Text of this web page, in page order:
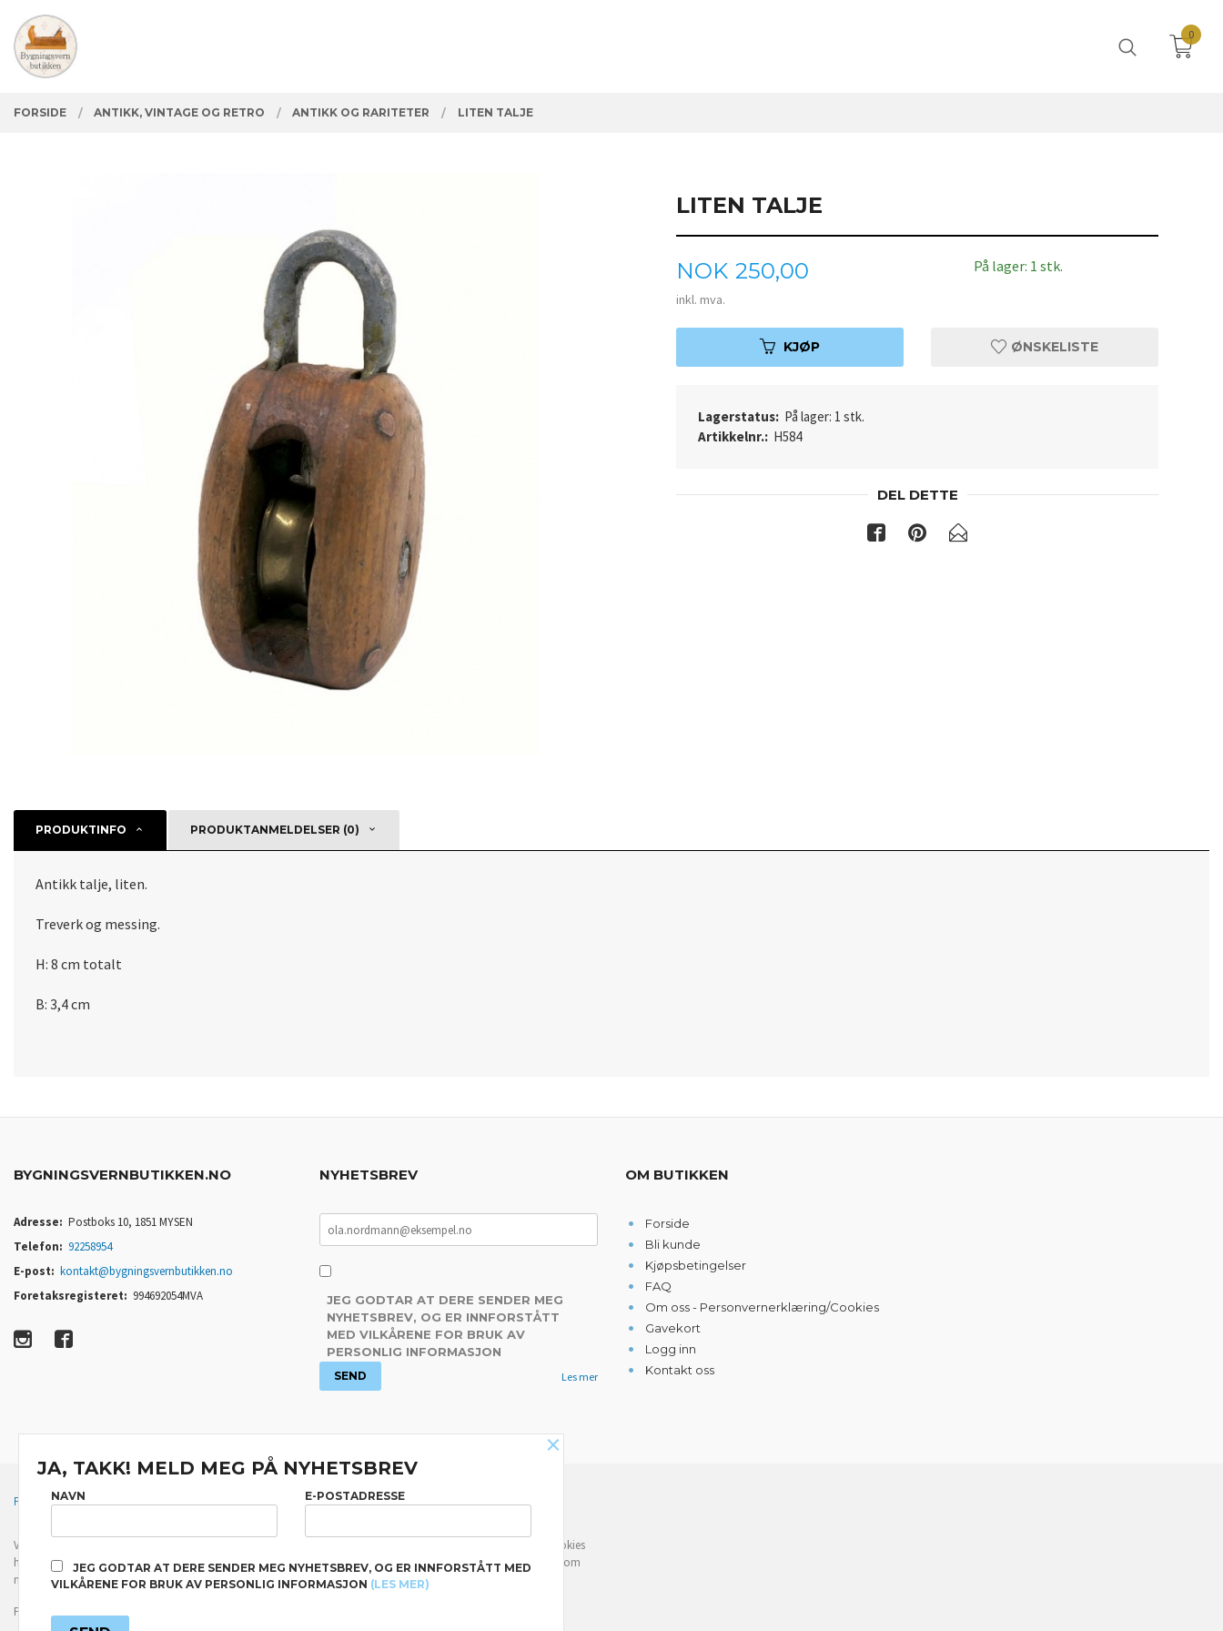
innholdet
PRODUKTER
Lukk
0
FORSIDE ANTIKK, VINTAGE OG RETRO ANTIKK OG RARITETER LITEN TALJE
LITEN TALJE
Pris
NOK 250,00
inkl. mva.
På lager: 1 stk.
KJØP ØNSKELISTE
Lagerstatus: På lager: 1 stk.
Artikkelnr.: H584
DEL DETTE
PRODUKTINFO PRODUKTANMELDELSER (0)
Antikk talje, liten.
Treverk og messing.
H: 8 cm totalt
B: 3,4 cm
BYGNINGSVERNBUTIKKEN.NO
Adresse: Postboks 10, 1851 MYSEN
Telefon: 92258954
E-post: kontakt@bygningsvernbutikken.no
Foretaksregisteret: 994692054MVA
NYHETSBREV
JEG GODTAR AT DERE SENDER MEG
NYHETSBREV, OG ER INNFORSTÅTT
MED VILKÅRENE FOR BRUK AV
PERSONLIG INFORMASJON
Les mer
OM BUTIKKEN
Forside
Bli kunde
Kjøpsbetingelser
FAQ
Om oss - Personvernerklæring/Cookies
Gavekort
Logg inn
Kontakt oss
FRAKT KJØPSBETINGELSER SIKKERHET OG PERSONVERN NYHETSBREV
Vår nettbutikk bruker cookies slik at du får en bedre kjøpsopplevelse og vi kan yte deg bedre service. Vi bruker cookies
hovedsaklig til å lagre innloggingsdetaljer og huske hva du har puttet i handlekurven din. Fortsett å bruke siden som
normalt om du godtar dette.Les merellerendre innstillinger for cookies.
Powered by
×
JA, TAKK! MELD MEG PÅ NYHETSBREV
NAVN E-POSTADRESSE
JEG GODTAR AT DERE SENDER MEG NYHETSBREV, OG ER INNFORSTÅTT MED
VILKÅRENE FOR BRUK AV PERSONLIG INFORMASJON (LES MER)